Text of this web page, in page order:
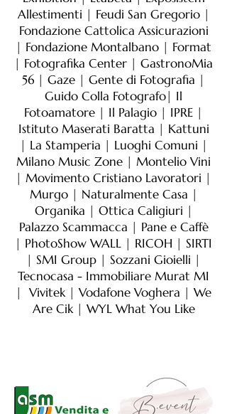
Allestimenti | Feudi San Gregorio |
Fondazione Cattolica Assicurazioni
| Fondazione Montalbano | Format
| Fotografika Center | GastronoMia
56 | Gaze | Gente di Fotografia |
Guido Colla Fotografo| Il
Fotoamatore | Il Palagio | IPRE |
Istituto Maserati Baratta | Kattuni
| La Stamperia | Luoghi Comuni |
Milano Music Zone | Montelio Vini
| Movimento Cristiano Lavoratori |
Murgo | Naturalmente Casa |
Organika | Ottica Caligiuri |
Palazzo Scammacca | Pane e Caffè
| PhotoShow WALL | RICOH | SIRTI
| SMI Group | Sozzani Gioielli |
Tecnocasa - Immobiliare Murat MI
| Vivitek | Vodafone Voghera | We
Are Cik | WYL What You Like